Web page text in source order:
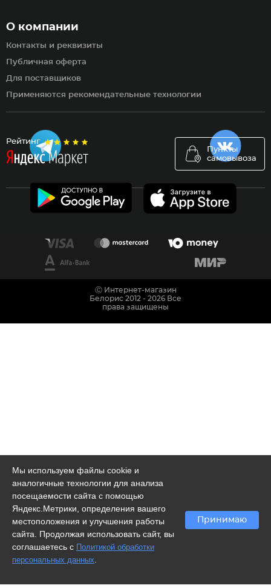
Рейтинг
Пункты
самовывоза
О компании
Контакты и реквизиты
Публичная оферта
Для поставщиков
Применяются рекомендательные технологии
Мы используем файлы cookie и
аналогичные технологии для анализа
посещаемости сайта с помощью
Яндекс.Метрики, определения вашего
местоположения и улучшения работы
сайта. Продолжая использовать сайт, вы
соглашаетесь с Политикой обработки
персональных данных
Принимаю
Ⓒ Интернет-магазин
Белорис 2012 - 2026 Все
права защищены